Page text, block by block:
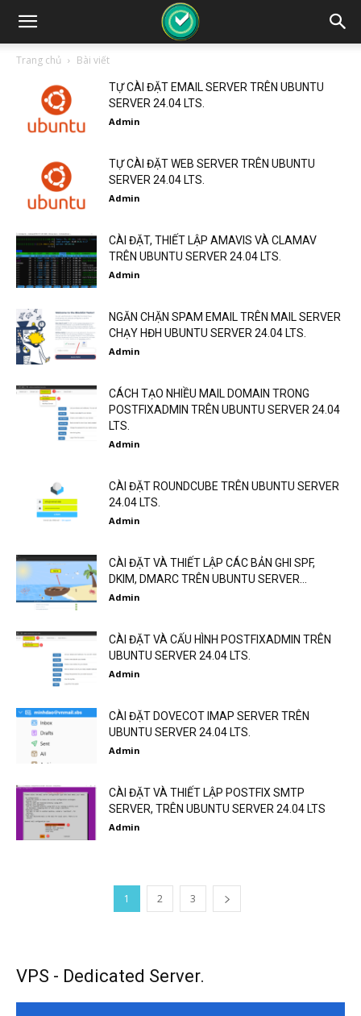
Trang chủ Bài viết
TỰ CÀI ĐẶT EMAIL SERVER TRÊN UBUNTU
SERVER 24.04 LTS.
Admin
TỰ CÀI ĐẶT WEB SERVER TRÊN UBUNTU
SERVER 24.04 LTS.
Admin
CÀI ĐẶT, THIẾT LẬP AMAVIS VÀ CLAMAV
TRÊN UBUNTU SERVER 24.04 LTS.
Admin
NGĂN CHẶN SPAM EMAIL TRÊN MAIL SERVER
CHẠY HĐH UBUNTU SERVER 24.04 LTS.
Admin
CÁCH TẠO NHIỀU MAIL DOMAIN TRONG
POSTFIXADMIN TRÊN UBUNTU SERVER 24.04
LTS.
Admin
CÀI ĐẶT ROUNDCUBE TRÊN UBUNTU SERVER
24.04 LTS.
Admin
CÀI ĐẶT VÀ THIẾT LẬP CÁC BẢN GHI SPF,
DKIM, DMARC TRÊN UBUNTU SERVER...
Admin
CÀI ĐẶT VÀ CẤU HÌNH POSTFIXADMIN TRÊN
UBUNTU SERVER 24.04 LTS.
Admin
CÀI ĐẶT DOVECOT IMAP SERVER TRÊN
UBUNTU SERVER 24.04 LTS.
Admin
CÀI ĐẶT VÀ THIẾT LẬP POSTFIX SMTP
SERVER, TRÊN UBUNTU SERVER 24.04 LTS
Admin
1 2 3
VPS - Dedicated Server.